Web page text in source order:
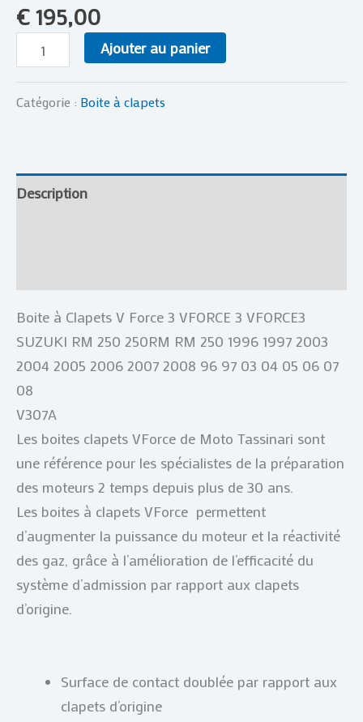
€195,00
Ajouter au panier
Catégorie : Boite à clapets
Description
Boite à Clapets V Force 3 VFORCE 3 VFORCE3
SUZUKI RM 250 250RM RM 250 1996 1997 2003
2004 2005 2006 2007 2008 96 97 03 04 05 06 07
08
V307A
Les boites clapets VForce de Moto Tassinari sont
une référence pour les spécialistes de la préparation
des moteurs 2 temps depuis plus de 30 ans.
Les boites à clapets VForce permettent
d’augmenter la puissance du moteur et la réactivité
des gaz, grâce à l’amélioration de l’efficacité du
système d’admission par rapport aux clapets
d’origine.
Surface de contact doublée par rapport aux
clapets d’origine